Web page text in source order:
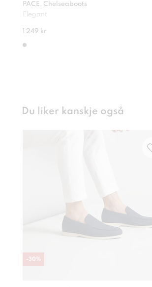
PACE, Chelseaboots
Elegant
1 249 kr
Du liker kanskje også
-30%